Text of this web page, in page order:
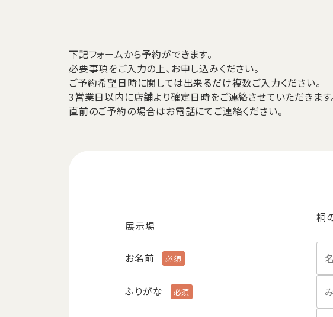
下記フォームから予約ができます。
必要事項をご入力の上、お申し込みください。
ご予約希望日時に関しては出来るだけ複数ご入力ください。
3営業日以内に店舗より確定日時をご連絡させていただきます
直前のご予約の場合はお電話にてご連絡ください。
展示場
桐
お名前
ふりがな